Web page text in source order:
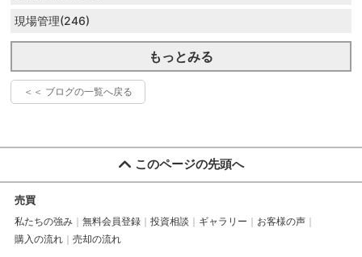
現場管理(246)
もっとみる
＜＜ ブログの一覧へ戻る
このページの先頭へ
売買
私たちの強み 無料会員登録 投資相談 ギャラリー
お客様の声
購入の流れ
売却の流れ